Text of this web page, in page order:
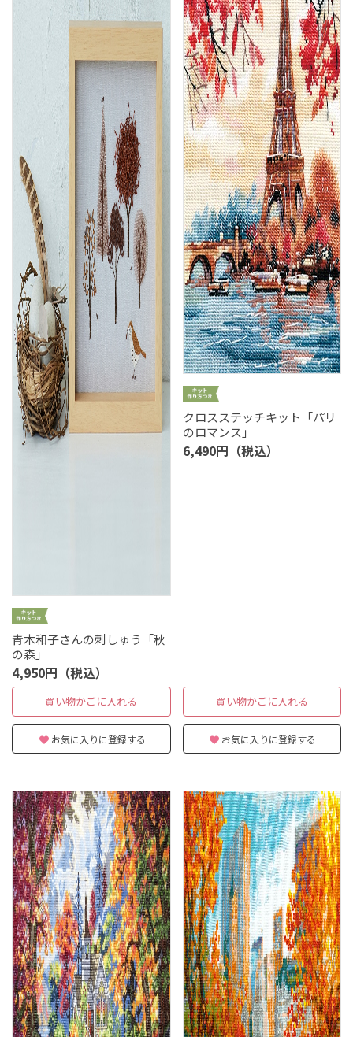
青木和子さんの刺しゅう「秋
の森」
4,950円（税込）
買い物かごに入れる
お気に入りに登録する
クロスステッチキット「パリ
のロマンス」
6,490円（税込）
買い物かごに入れる
お気に入りに登録する